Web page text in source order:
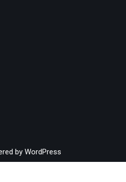
by WordPress